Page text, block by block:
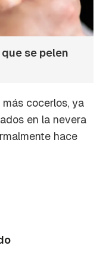
se pelen
cocerlos, ya
en la nevera
hace